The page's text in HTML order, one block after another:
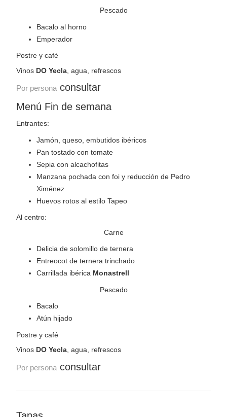
Pescado
Bacalo al horno
Emperador
Postre y café
Vinos DO Yecla , agua, refrescos
Por persona consultar
Menú Fin de semana
Entrantes:
Jamón, queso, embutidos ibéricos
Pan tostado con tomate
Sepia con alcachofitas
Manzana pochada con foi y reducción de Pedro
Ximénez
Huevos rotos al estilo Tapeo
Al centro:
Carne
Delicia de solomillo de ternera
Entreocot de ternera trinchado
Carrillada ibérica Monastrell
Pescado
Bacalo
Atún hijado
Postre y café
Vinos DO Yecla , agua, refrescos
Por persona consultar